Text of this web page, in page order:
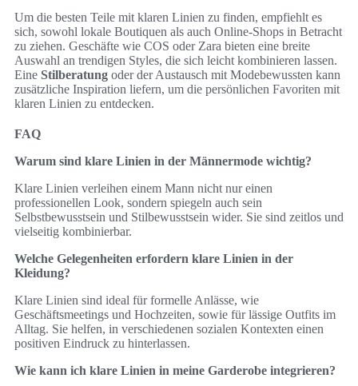
Um die besten Teile mit klaren Linien zu finden, empfiehlt es
sich, sowohl lokale Boutiquen als auch Online-Shops in Betracht
zu ziehen. Geschäfte wie COS oder Zara bieten eine breite
Auswahl an trendigen Styles, die sich leicht kombinieren lassen.
Eine Stilberatung oder der Austausch mit Modebewussten kann
zusätzliche Inspiration liefern, um die persönlichen Favoriten mit
klaren Linien zu entdecken.
FAQ
Warum sind klare Linien in der Männermode wichtig?
Klare Linien verleihen einem Mann nicht nur einen
professionellen Look, sondern spiegeln auch sein
Selbstbewusstsein und Stilbewusstsein wider. Sie sind zeitlos und
vielseitig kombinierbar.
Welche Gelegenheiten erfordern klare Linien in der
Kleidung?
Klare Linien sind ideal für formelle Anlässe, wie
Geschäftsmeetings und Hochzeiten, sowie für lässige Outfits im
Alltag. Sie helfen, in verschiedenen sozialen Kontexten einen
positiven Eindruck zu hinterlassen.
Wie kann ich klare Linien in meine Garderobe integrieren?